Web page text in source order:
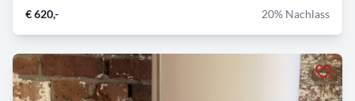
€ 620,- 20% Nachlass